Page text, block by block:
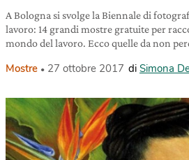
A Bologna si svolge la Biennale di
lavoro: 14 grandi mostre gratuite per
mondo del lavoro. Ecco quelle da non
Mostre 27 ottobre 2017 di Simona